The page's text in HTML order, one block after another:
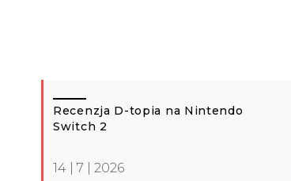
Recenzja D-topia na Nintendo
Switch 2
14 | 7 | 2026